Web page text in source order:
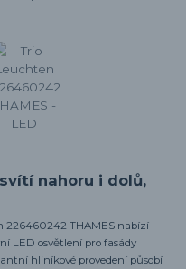
nahoru i dolů,
226460242 THAMES nabízí
LED osvětlení pro fasády
hliníkové provedení působí